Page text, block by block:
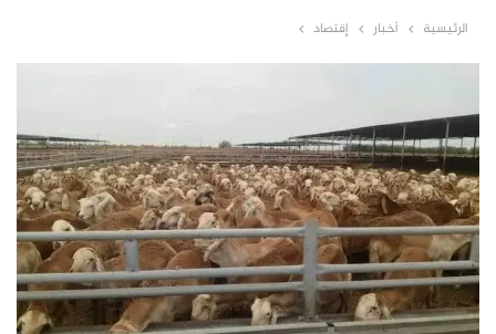
الرئيسية أخبار إقتصاد